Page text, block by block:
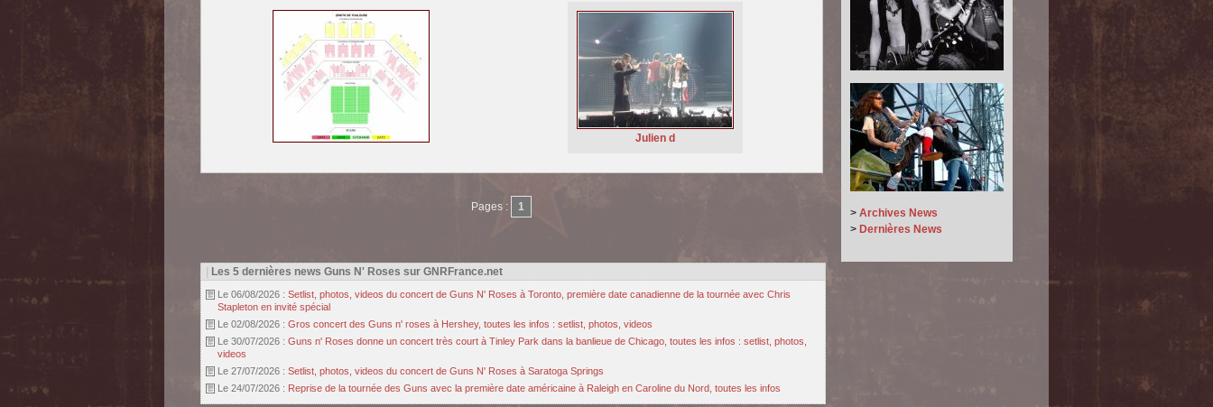
Julien d
Pages : 1
Les 5 dernières news Guns N' Roses sur GNRFrance.net
Le 06/08/2026 : Setlist, photos, videos du concert de Guns N' Roses à Toronto, première date canadienne de la tournée avec Chris
Stapleton en invité spécial
Le 02/08/2026 : Gros concert des Guns n' roses à Hershey, toutes les infos : setlist, photos, videos
Le 30/07/2026 : Guns n' Roses donne un concert très court à Tinley Park dans la banlieue de Chicago, toutes les infos : setlist, photos,
videos
Le 27/07/2026 : Setlist, photos, videos du concert de Guns N' Roses à Saratoga Springs
Le 24/07/2026 : Reprise de la tournée des Guns avec la première date américaine à Raleigh en Caroline du Nord, toutes les infos
> Archives News
> Dernières News